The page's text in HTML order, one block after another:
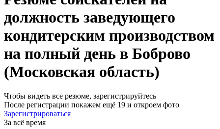
должность заведующего
кондитерским производством
на полный день в Боброво
(Московская область)
Чтобы видеть все резюме, зарегистрируйтесь
После регистрации покажем ещё 19 и откроем фото
Зарегистрироваться
За всё время